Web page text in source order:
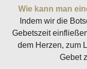
Wie kann man
Indem wir die
Gebetszeit
dem Herzen, zum
Gebet